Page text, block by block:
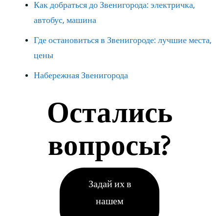
Как добраться до Звенигорода: электричка,
автобус, машина
Где остановиться в Звенигороде: лучшие места,
цены
Набережная Звенигорода
Остались
вопросы?
Задай их в
нашем